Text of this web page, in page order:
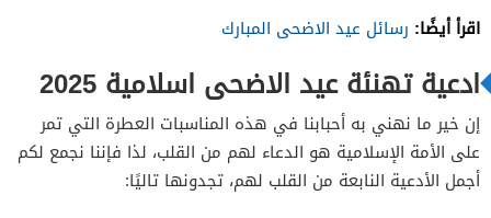
اقرأ أيضًا: رسائل عيد الاضحى المبارك
ادعية تهنئة عيد الاضحى اسلامية 2025
إن خير ما نهني به أحبابنا في هذه المناسبات العطرة التي تمر
على الأمة الإسلامية هو الدعاء لهم من القلب، لذا فإننا نجمع لكم
أجمل الأدعية النابعة من القلب لهم، تجدونها تاليًا: